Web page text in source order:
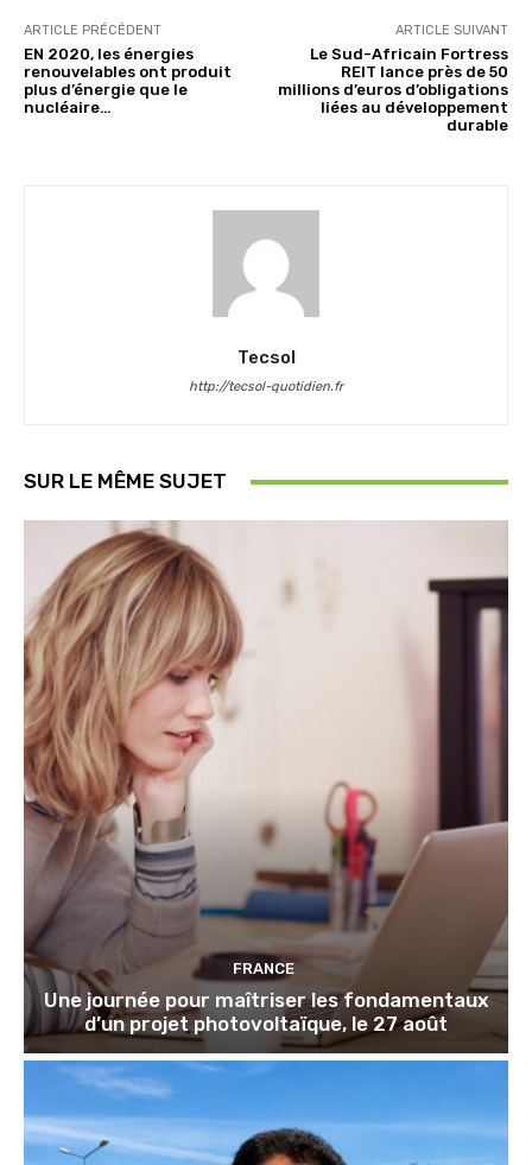
ARTICLE PRÉCÉDENT
EN 2020, les énergies
renouvelables ont produit
plus d’énergie que le
nucléaire…
ARTICLE SUIVANT
Le Sud-Africain Fortress
REIT lance près de 50
millions d’euros d’obligations
liées au développement
durable
Tecsol
http://tecsol-quotidien.fr
SUR LE MÊME SUJET
FRANCE
Une journée pour maîtriser les fondamentaux
d’un projet photovoltaïque, le 27 août